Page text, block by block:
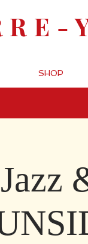
SHOP
Jazz